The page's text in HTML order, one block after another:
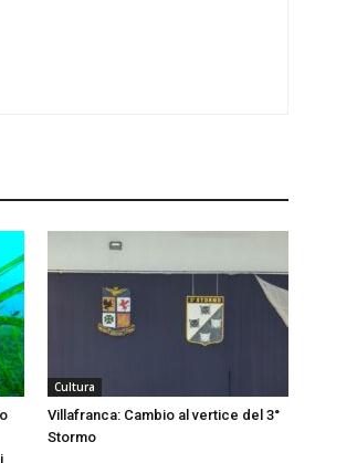
Cultura
Villafranca: Cambio al vertice del 3°
Stormo